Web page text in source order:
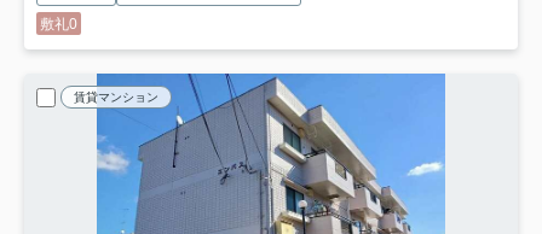
敷礼0
賃貸マンション